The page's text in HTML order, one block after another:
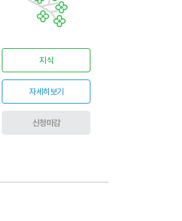
지식
자세히보기
신청마감